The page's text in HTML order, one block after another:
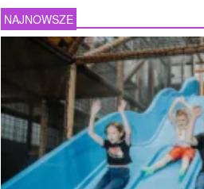
NAJNOWSZE